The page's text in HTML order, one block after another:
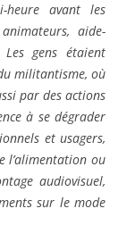
heure avant les
aide-
Les gens étaient
militantisme, où
par des actions
à se dégrader
et usagers,
l’alimentation ou
audiovisuel,
sur le mode